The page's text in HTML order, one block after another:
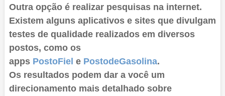
Outra opção é realizar pesquisas na internet.
Existem alguns aplicativos e sites que divulgam
testes de qualidade realizados em diversos
postos, como os
apps PostoFiel e PostodeGasolina.
Os resultados podem dar a você um
direcionamento mais detalhado sobre